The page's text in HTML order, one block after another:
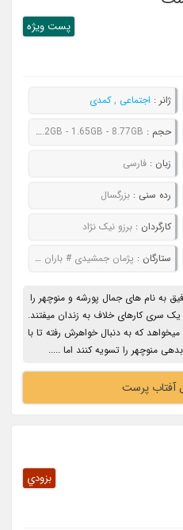
پست ويژه
ژانر : اجتماعی ,کمدی
حجم : 440MB - 624MB - 1.2GB - 1.65GB - 8.77GB
زبان : فارسی
رده سنی : بزرگسال
کارگردان : برزو نیک نژاد
ستارگان : پژمان جمشیدی # باران کوثری # حسن پورشیرازی # حمیدرضا آذرنگ
به نام های جمال پورشه و منوچهر را
یک سری کارهای خلاف به زندان میفتند.
که به دنبال خواهرش رفته تا با
منوچهر را تسویه کنند اما .....
آفتاب پرست
بزودي